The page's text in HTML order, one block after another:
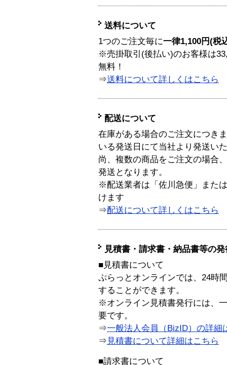
送料について
1つのご注文毎に一律1,100円(税
※売掛取引(後払い)のお客様は
無料！
⇒送料について詳しくはこちら
配送について
在庫がある場合のご注文につき
いる発送日にて当社より発送い
尚、複数の商品をご注文の場合
発送となります。
※配送業者は「佐川急便」また
けます
⇒配送について詳しくはこちら
見積書・請求書・納品書等の
■見積書について
ぷらっとオンラインでは、24時
することができます。
※オンライン見積書発行には、
要です。
⇒一般法人会員（BizID）の詳細
⇒ 見積書について詳細はこちら
■請求書について